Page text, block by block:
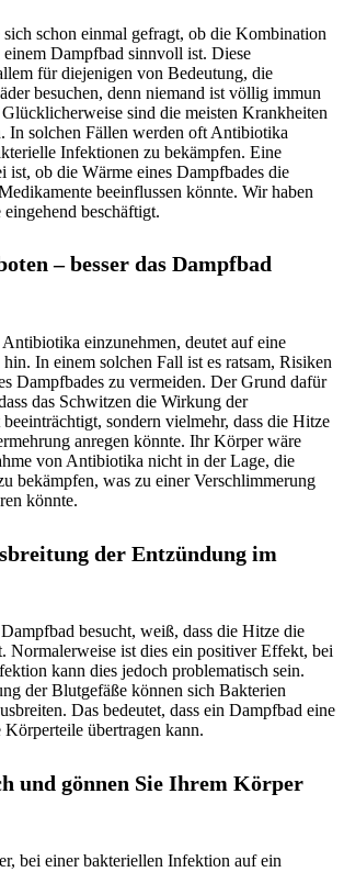
schon einmal gefragt, ob die Kombination
Dampfbad sinnvoll ist. Diese
für diejenigen von Bedeutung, die
besuchen, denn niemand ist völlig immun
sind die meisten Krankheiten
In solchen Fällen werden oft Antibiotika
Infektionen zu bekämpfen. Eine
ist, ob die Wärme eines Dampfbades die
beeinflussen könnte. Wir haben
beschäftigt.
– besser das Dampfbad
einzunehmen, deutet auf eine
In einem solchen Fall ist es ratsam, Risiken
Dampfbades zu vermeiden. Der Grund dafür
das Schwitzen die Wirkung der
sondern vielmehr, dass die Hitze
anregen könnte. Ihr Körper wäre
von Antibiotika nicht in der Lage, die
bekämpfen, was zu einer Verschlimmerung
könnte.
der Entzündung im
besucht, weiß, dass die Hitze die
Normalerweise ist dies ein positiver Effekt, bei
kann dies jedoch problematisch sein.
der Blutgefäße können sich Bakterien
Das bedeutet, dass ein Dampfbad eine
übertragen kann.
und gönnen Sie Ihrem Körper
bei einer bakteriellen Infektion auf ein